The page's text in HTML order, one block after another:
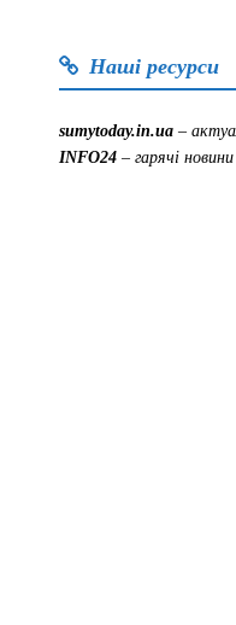
Наші ресурси
sumytoday.in.ua –
INFO24 – гарячі новини